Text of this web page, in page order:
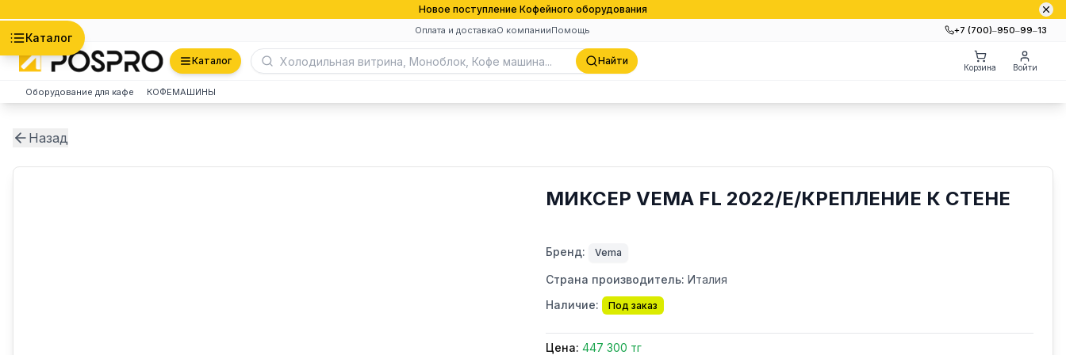
Новое поступление Кофейного оборудования
Оплата и доставкаО компанииПомощь +7 (700)‒950‒99‒13
Каталог
Каталог Найти
Корзина Войти
Оборудование для кафе КОФЕМАШИНЫ
Назад
МИКСЕР VEMA FL 2022/E/КРЕПЛЕНИЕ К СТЕНЕ
Бренд: Vema
Страна производитель: Италия
Наличие:
Под заказ
Цена: 447 300 тг